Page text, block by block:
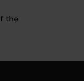
the